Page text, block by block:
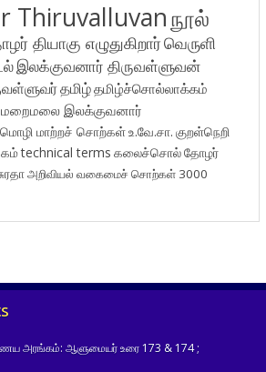
Thiruvalluvanநூல்
தியாகு எழுதுகிறார்வெருளி
இலக்குவனார் திருவள்ளுவன்
தமிழ்தமிழ்ச்சொல்லாக்கம்
மறைமலை இலக்குவனார்
மொழி மாற்றச் சொற்கள்உ.வே.சா. குறள்நெறி
technical terms கலைச்சொல்தோழர்
அறிவியல் வகைமைச் சொற்கள் 3000
அரங்கம்: ஆளுமையர் உரை 173 & 174 ;